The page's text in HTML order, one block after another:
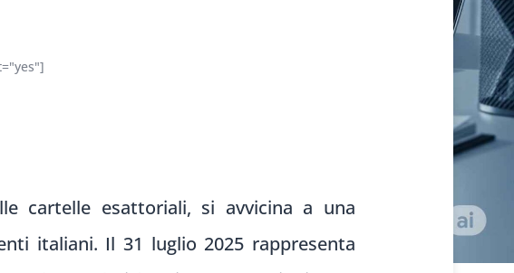
cartelle esattoriali, si avvicina a una
italiani. Il 31 luglio 2025 rappresenta